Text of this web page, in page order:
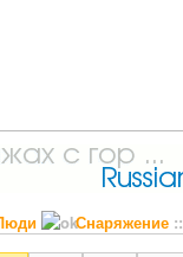
Снаряжение::